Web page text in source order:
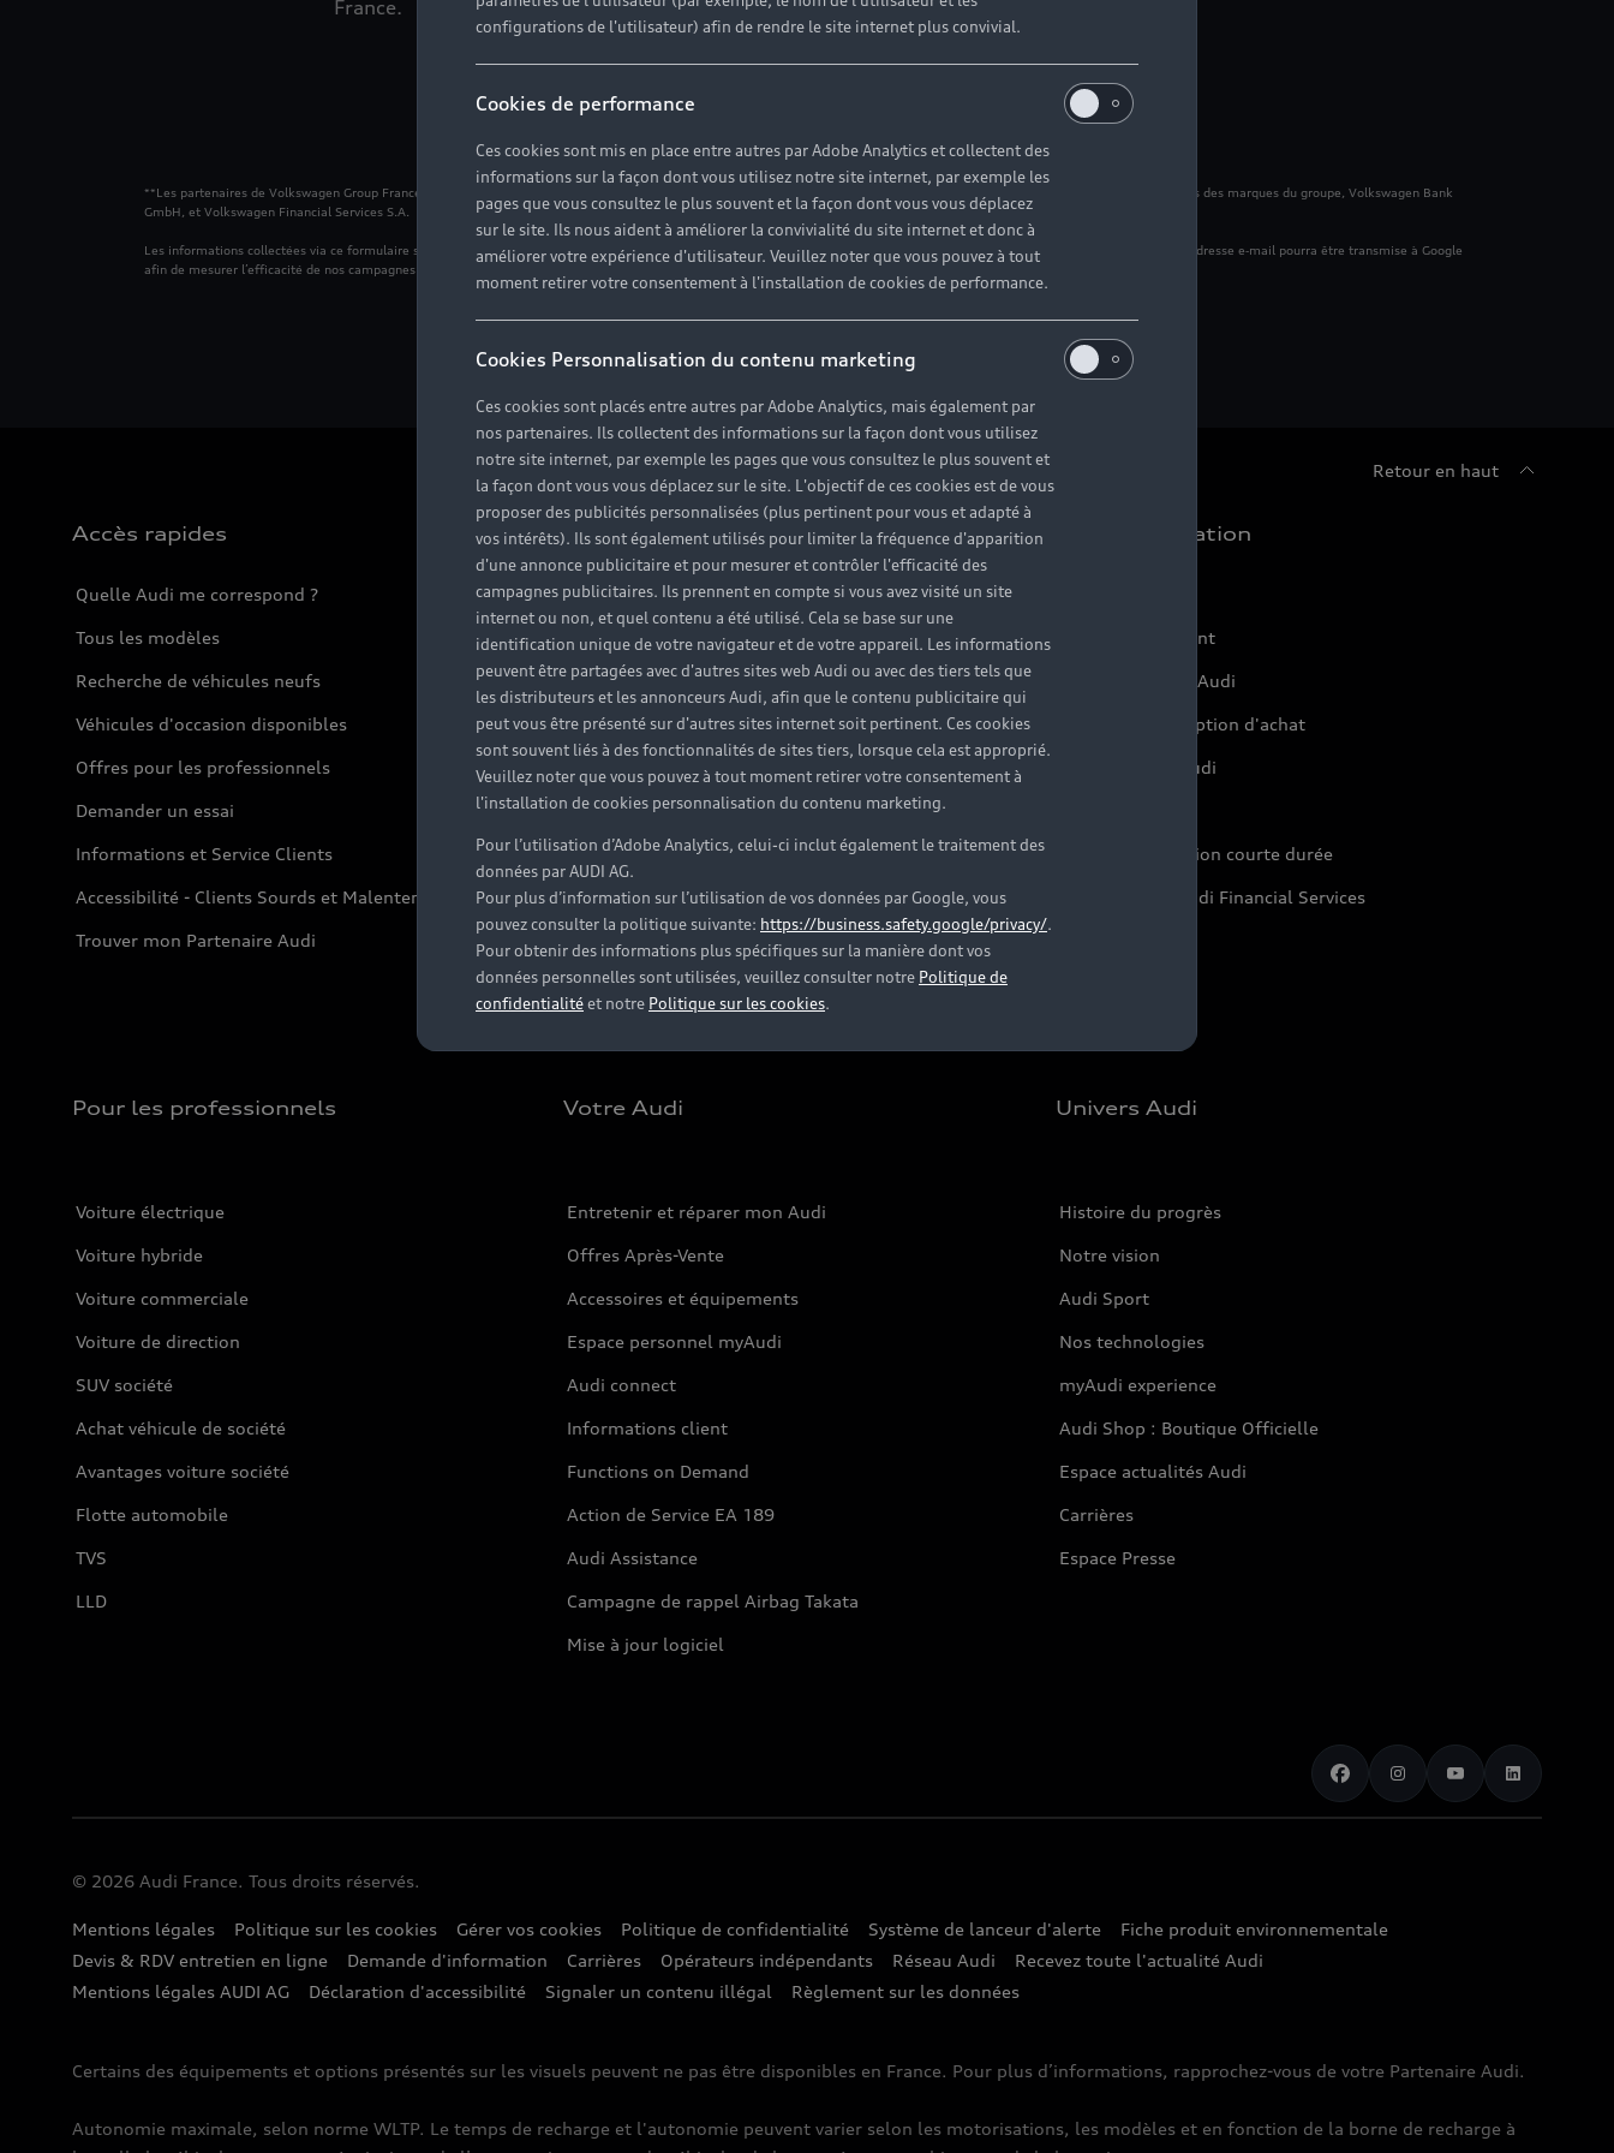
France.
**Les partenaires de Volkswagen Group France sont les membres du réseau agréé de Volkswagen Group France et les établissements qui permettent le financement des véhicules des marques du groupe, Volkswagen Bank
GmbH, et Volkswagen Financial Services S.A.
Les informations collectées via ce formulaire sont utilisées pour répondre à votre demande et, si vous y consentez via notre gestionnaire de cookies, une version hachée de votre adresse e‑mail pourra être transmise à Google
afin de mesurer l’efficacité de nos campagnes publicitaires. Aucune donnée en clair n’est partagée. Pour en savoir plus : consultez notre
Retour en haut
Accès rapides
Quelle Audi me correspond ?
Tous les modèles
Recherche de véhicules neufs
Véhicules d'occasion disponibles
Offres pour les professionnels
Demander un essai
Informations et Service Clients
Accessibilité - Clients Sourds et Malentendants
Trouver mon Partenaire Audi
Modèles
Électrique
Hybride rechargeable
Citadine
Berline
Avant
SUV électrique
SUV hybride
SUV
Achat et location
Offres du moment
Configurer mon Audi
Réservation et option d'achat
Financer mon Audi
Audi rent : location courte durée
Espace Client Audi Financial Services
Pour les professionnels
Voiture électrique
Voiture hybride
Voiture commerciale
Voiture de direction
SUV société
Achat véhicule de société
Avantages voiture société
Flotte automobile
TVS
LLD
Votre Audi
Entretenir et réparer mon Audi
Offres Après-Vente
Accessoires et équipements
Espace personnel myAudi
Audi connect
Informations client
Functions on Demand
Action de Service EA 189
Audi Assistance
Campagne de rappel Airbag Takata
Mise à jour logiciel
Univers Audi
Histoire du progrès
Notre vision
Audi Sport
Nos technologies
myAudi experience
Audi Shop : Boutique Officielle
Espace actualités Audi
Carrières
Espace Presse
© 2026 Audi France. Tous droits réservés.
Mentions légales Politique sur les cookies Gérer vos cookies Politique de confidentialité Système de lanceur d'alerte
Fiche produit environnementale
Devis & RDV entretien en ligne
Demande d'information Carrières Opérateurs indépendants Réseau Audi
Recevez toute l'actualité Audi
Mentions légales AUDI AG
Déclaration d'accessibilité Signaler un contenu illégal Règlement sur les données
Certains des équipements et options présentés sur les visuels peuvent ne pas être disponibles en France. Pour plus d’informations, rapprochez-vous de votre Partenaire Audi.
Autonomie maximale, selon norme WLTP. Le temps de recharge et l'autonomie peuvent varier selon les motorisations, les modèles et en fonction de la borne de recharge à
configurations de l'utilisateur) afin de rendre le site internet plus convivial.
Cookies de performance
Ces cookies sont mis en place entre autres par Adobe Analytics et collectent des
informations sur la façon dont vous utilisez notre site internet, par exemple les
pages que vous consultez le plus souvent et la façon dont vous vous déplacez
sur le site. Ils nous aident à améliorer la convivialité du site internet et donc à
améliorer votre expérience d'utilisateur. Veuillez noter que vous pouvez à tout
moment retirer votre consentement à l'installation de cookies de performance.
Cookies Personnalisation du contenu marketing
Ces cookies sont placés entre autres par Adobe Analytics, mais également par
nos partenaires. Ils collectent des informations sur la façon dont vous utilisez
notre site internet, par exemple les pages que vous consultez le plus souvent et
la façon dont vous vous déplacez sur le site. L'objectif de ces cookies est de vous
proposer des publicités personnalisées (plus pertinent pour vous et adapté à
vos intérêts). Ils sont également utilisés pour limiter la fréquence d'apparition
d'une annonce publicitaire et pour mesurer et contrôler l'efficacité des
campagnes publicitaires. Ils prennent en compte si vous avez visité un site
internet ou non, et quel contenu a été utilisé. Cela se base sur une
identification unique de votre navigateur et de votre appareil. Les informations
peuvent être partagées avec d'autres sites web Audi ou avec des tiers tels que
les distributeurs et les annonceurs Audi, afin que le contenu publicitaire qui
peut vous être présenté sur d'autres sites internet soit pertinent. Ces cookies
sont souvent liés à des fonctionnalités de sites tiers, lorsque cela est approprié.
Veuillez noter que vous pouvez à tout moment retirer votre consentement à
l'installation de cookies personnalisation du contenu marketing.
Pour l’utilisation d’Adobe Analytics, celui-ci inclut également le traitement des
données par AUDI AG.
Pour plus d’information sur l’utilisation de vos données par Google, vous
pouvez consulter la politique suivante: https://business.safety.google/privacy/.
Pour obtenir des informations plus spécifiques sur la manière dont vos
données personnelles sont utilisées, veuillez consulter notre Politique de
confidentialitéet notre Politique sur les cookies.